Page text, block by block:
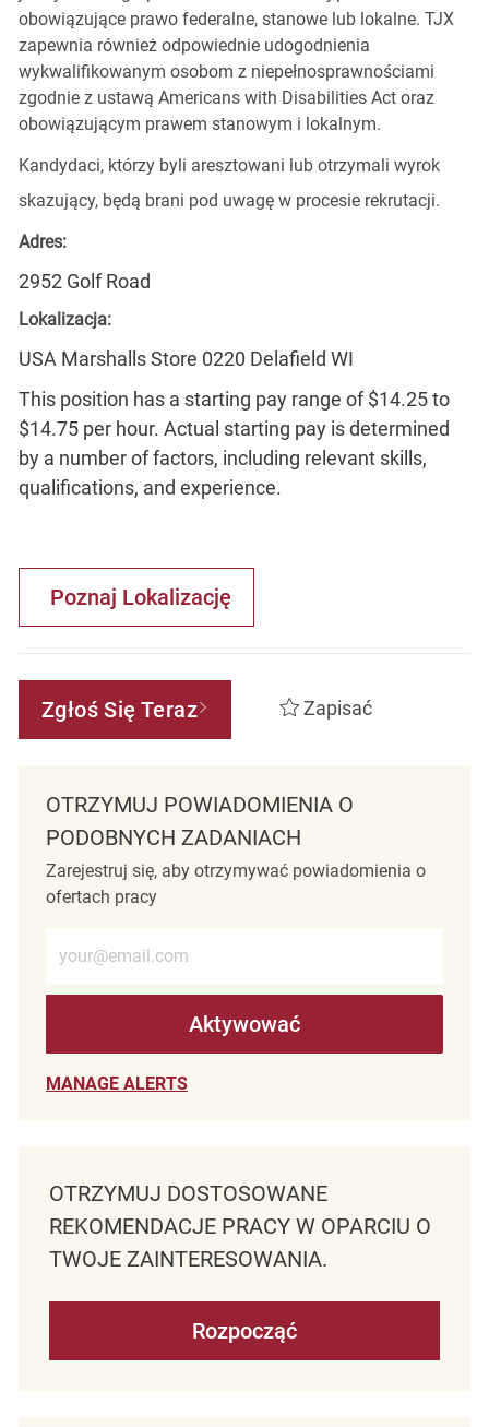
obowiązujące prawo federalne, stanowe lub lokalne. TJX
zapewnia również odpowiednie udogodnienia
wykwalifikowanym osobom z niepełnosprawnościami
zgodnie z ustawą Americans with Disabilities Act oraz
obowiązującym prawem stanowym i lokalnym.
Kandydaci, którzy byli aresztowani lub otrzymali wyrok
skazujący, będą brani pod uwagę w procesie rekrutacji.
Adres:
2952 Golf Road
Lokalizacja:
USA Marshalls Store 0220 Delafield WI
This position has a starting pay range of $14.25 to
$14.75 per hour. Actual starting pay is determined
by a number of factors, including relevant skills,
qualifications, and experience.
Poznaj Lokalizację
Zgłoś Się Teraz Zapisać
OTRZYMUJ POWIADOMIENIA O
PODOBNYCH ZADANIACH
Zarejestruj się, aby otrzymywać powiadomienia o
ofertach pracy
Aktywować
MANAGE ALERTS
OTRZYMUJ DOSTOSOWANE
REKOMENDACJE PRACY W OPARCIU O
TWOJE ZAINTERESOWANIA.
Rozpocząć